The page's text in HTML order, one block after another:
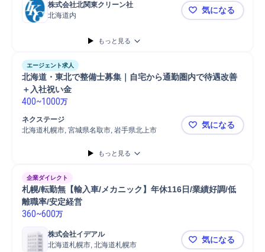
株式会社北関東クリーン社
北海道内
札幌【軽板
気になる
もっと見る
エージェント求人
北海道・東北で整備士募集｜自宅から通勤圏内で待遇改善
＋入社祝い金
400~1000万
ネクステージ
北海道札幌市, 宮城県名取市, 岩手県北上市
北海道・東
気になる
もっと見る
企業ダイレクト
札幌/転勤無【輸入車/メカニック】年休116日/業績好調/低
離職率/安定経営
360~600万
株式会社イデアル
北海道札幌市, 北海道札幌市
札幌/転勤無
気になる